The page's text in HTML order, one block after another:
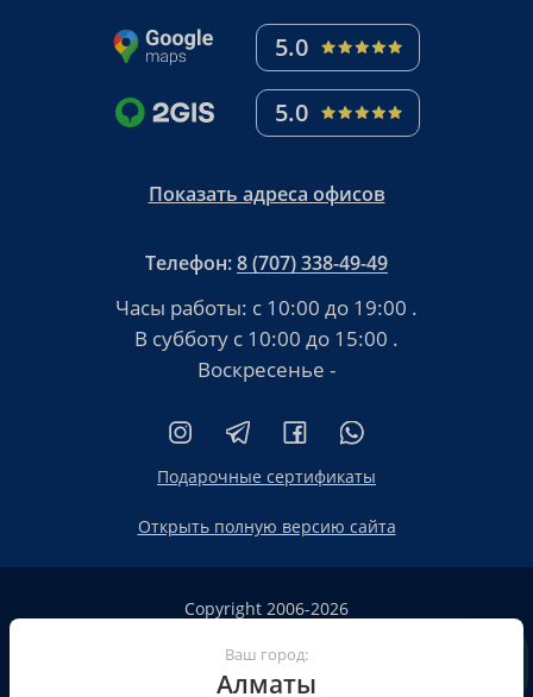
5.0
5.0
Показать адреса офисов
Телефон:8 (707) 338-49-49
Часы работы: с 10:00 до 19:00 .
В субботу с 10:00 до 15:00 .
Воскресенье -
Подарочные сертификаты
Открыть полную версию сайта
Copyright 2006-2026
Сайт не является публичной офертой
Пользовательское соглашение
Ваш город:
Алматы